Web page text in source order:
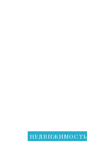
НЕДВИЖИМОСТЬ